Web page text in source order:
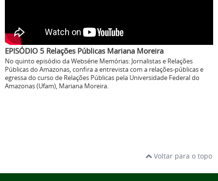
EPISÓDIO 5 Relações Públicas Mariana Moreira
No quinto episódio da Websérie Memórias: Jornalistas e Relações
Públicas do Amazonas, confira a entrevista com a relações-públicas e
egressa do curso de Relações Públicas pela Universidade Federal do
Amazonas (Ufam), Mariana Moreira.
Voltar para o topo